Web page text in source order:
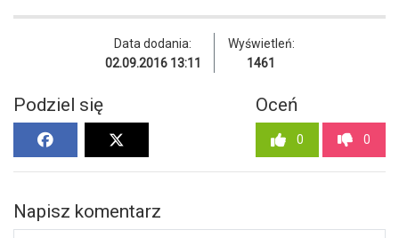
Data dodania:
02.09.2016 13:11
Wyświetleń:
1461
Podziel się Oceń
0 0
Napisz komentarz